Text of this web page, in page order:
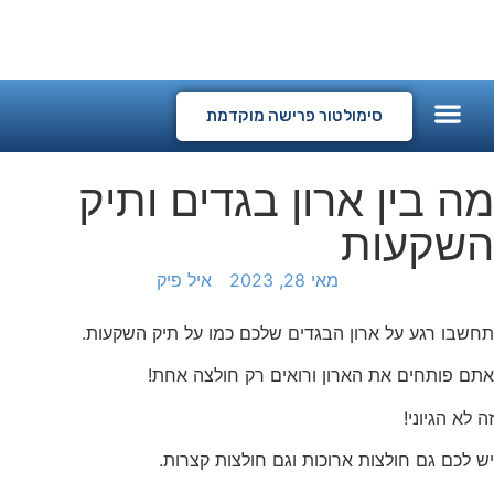
סימולטור פרישה מוקדמת
מה בין ארון בגדים ותיק
השקעות
מאי 28, 2023 איל פיק
תחשבו רגע על ארון הבגדים שלכם כמו על תיק השקעות.
אתם פותחים את הארון ורואים רק חולצה אחת!
זה לא הגיוני!
יש לכם גם חולצות ארוכות וגם חולצות קצרות.